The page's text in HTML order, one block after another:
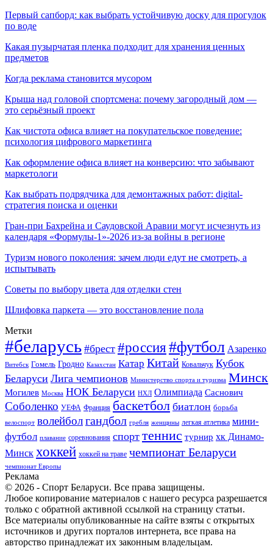
Первый сапборд: как выбрать устойчивую доску для прогулок
по воде
Какая пузырчатая пленка подходит для хранения ценных
предметов
Когда реклама становится мусором
Крыша над головой спортсмена: почему загородный дом —
это серьёзный проект
Как чистота офиса влияет на покупательское поведение:
психология цифрового маркетинга
Как оформление офиса влияет на конверсию: что забывают
маркетологи
Как выбрать подрядчика для демонтажных работ: digital-
стратегия поиска и оценки
Гран-при Бахрейна и Саудовской Аравии могут исчезнуть из
календаря «Формулы-1»-2026 из-за войны в регионе
Туризм нового поколения: зачем люди едут не смотреть, а
испытывать
Советы по выбору цвета для отделки стен
Шлифовка паркета — это восстановление пола
Метки
#беларусь #брест #россия#футбол Азаренко
Витебск Гомель Гродно Казахстан Катар Китай Ковальчук Кубок
Беларуси Лига чемпионов Министерство спорта и туризма Минск
Могилев Москва НОК Беларуси НХЛ Олимпиада Саснович
Соболенко УЕФА Франция баскетбол биатлон борьба
велоспорт волейболгандбол гребля женщины легкая атлетика мини-
футбол плавание соревнования спорт теннис турнир хк Динамо-
Минск хоккей хоккей на траве чемпионат Беларуси
чемпионат Европы
Реклама
© 2026 - Спорт Беларуси. Все права защищены.
Любое копирование материалов с нашего ресурса разрешается
только с обратной активной ссылкой на страницу статьи.
Все материалы опубликованные на сайте взяты с открытых
источников и других порталов интернета, все права на
авторство принадлежат их законным владельцам.